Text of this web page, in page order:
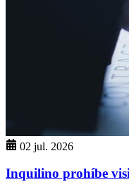
02 jul. 2026
Inquilino prohíbe